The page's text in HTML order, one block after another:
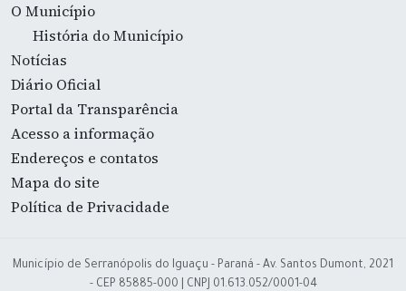
O Município
História do Município
Notícias
Diário Oficial
Portal da Transparência
Acesso a informação
Endereços e contatos
Mapa do site
Política de Privacidade
Município de Serranópolis do Iguaçu - Paraná - Av. Santos Dumont, 2021
- CEP 85885-000 | CNPJ 01.613.052/0001-04